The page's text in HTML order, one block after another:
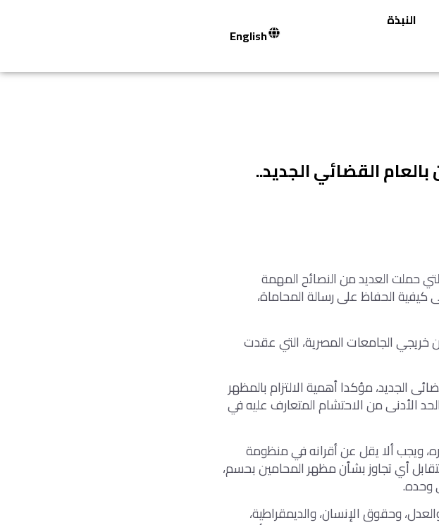
النبذة
English
القضائي الجديد..
حملت العديد من النصائح المهمة
كيفية الحفاظ على رسالة المحاماة،
خريجي الجامعات المصرية، التي عقدت
الجديد، مؤكدا أهمية الالتزام بالمظهر
بالحد الأدنى من الاحتشام المتعارف عليه في
ويجب ألا يقل عن أقرانه في منظومة
أي تجاوز بشأن مظهر المحامين بحسم،
وحده.
وحقوق الإنسان، والديمقراطية،